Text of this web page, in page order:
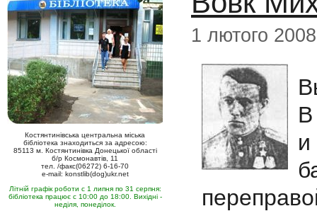
Костянтинівська центральна міська
бібліотека знаходиться за адресою:
85113 м. Костянтинівка Донецької області
б/р Космонавтів, 11
тел. /факс(06272) 6-16-70
e-mail: konstlib(dog)ukr.net
Літній графік роботи с 1 липня по 31 серпня:
бібліотека працює с 10:00 до 18:00. Вихідні -
неділя, понеділок.
1 лютого 2008
В
и